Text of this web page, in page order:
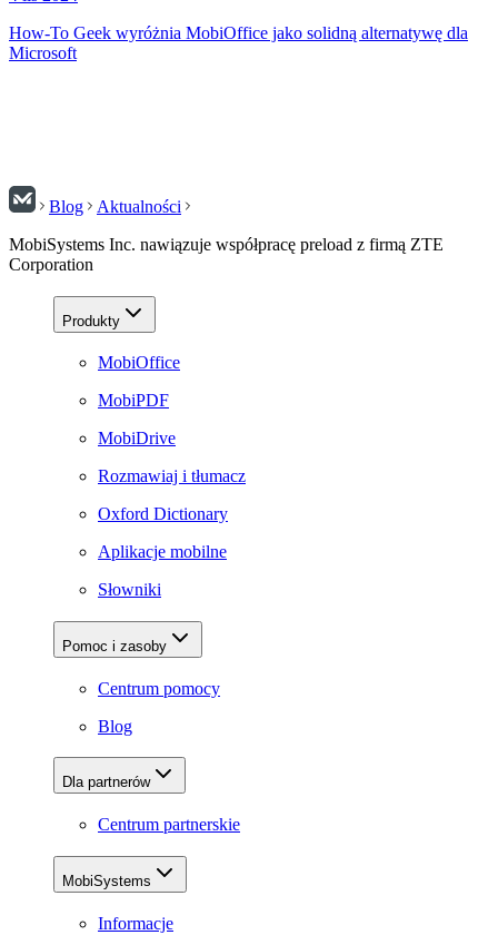
How-To Geek wyróżnia MobiOffice jako solidną alternatywę dla
Microsoft
Blog
Aktualności
MobiSystems Inc. nawiązuje współpracę preload z firmą ZTE
Corporation
Produkty
MobiOffice
MobiPDF
MobiDrive
Rozmawiaj i tłumacz
Oxford Dictionary
Aplikacje mobilne
Słowniki
Pomoc i zasoby
Centrum pomocy
Blog
Dla partnerów
Centrum partnerskie
MobiSystems
Informacje